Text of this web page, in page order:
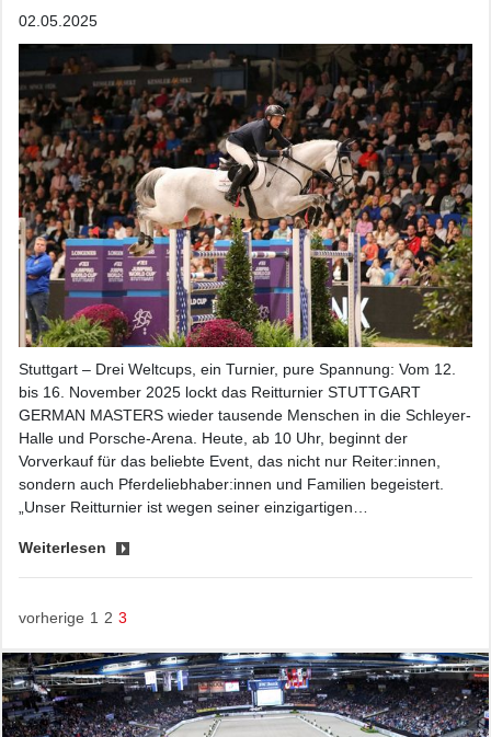
02.05.2025
Stuttgart – Drei Weltcups, ein Turnier, pure Spannung: Vom 12.
bis 16. November 2025 lockt das Reitturnier STUTTGART
GERMAN MASTERS wieder tausende Menschen in die Schleyer-
Halle und Porsche-Arena. Heute, ab 10 Uhr, beginnt der
Vorverkauf für das beliebte Event, das nicht nur Reiter:innen,
sondern auch Pferdeliebhaber:innen und Familien begeistert.
„Unser Reitturnier ist wegen seiner einzigartigen…
Weiterlesen
vorherige 1 2 3